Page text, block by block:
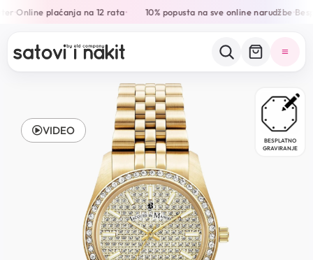
•Online plaćanja na 12 rata• 10% popusta na sve online narudžbe•
BESPLATNO
GRAVIRANJE
VIDEO